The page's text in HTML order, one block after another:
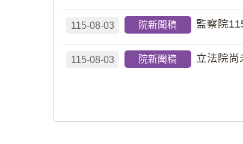
115-08-03 院新聞稿 監察院
115-08-03 院新聞稿 立法院尚